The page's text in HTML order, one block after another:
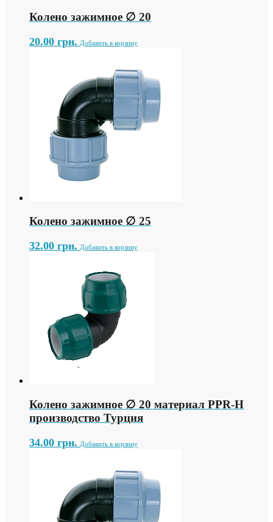
Колено зажимное ∅ 20
20.00 грн. Добавить в корзину
Колено зажимное ∅ 25
32.00 грн. Добавить в корзину
Колено зажимное ∅ 20 материал PPR-H
производство Турция
34.00 грн. Добавить в корзину